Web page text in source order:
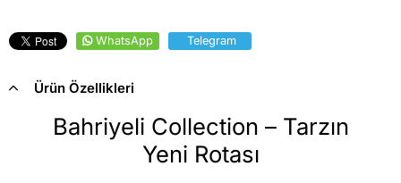
WhatsApp Telegram
Ürün Özellikleri
Bahriyeli Collection – Tarzın
Yeni Rotası